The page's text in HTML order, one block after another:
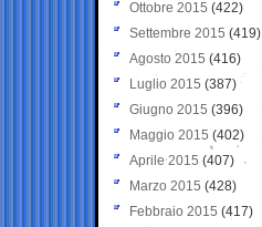
Ottobre 2015 (422)
Settembre 2015 (419)
Agosto 2015 (416)
Luglio 2015 (387)
Giugno 2015 (396)
Maggio 2015 (402)
Aprile 2015 (407)
Marzo 2015 (428)
Febbraio 2015 (417)